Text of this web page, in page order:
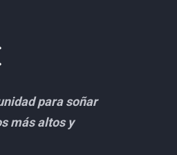
para soñar
más altos y